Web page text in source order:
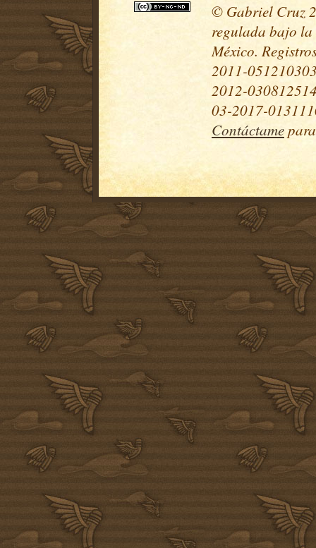
© Gabriel Cruz
regulada bajo la
México.
2011-
2012-
03-2017-
Contáctame